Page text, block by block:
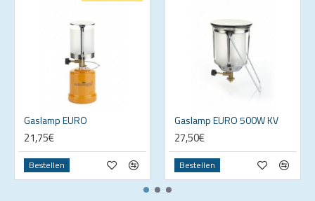
Gaslamp EURO
21,75€
Bestellen
Gaslamp EURO 500W KV
27,50€
Bestellen